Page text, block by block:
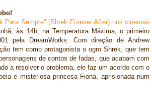
Para Sempre" (Shrek Forever After) nos cinemas
às 14h, na Temperatura Máxima, o primeiro
pela DreamWorks. Com direção de Andrew
tem como protagonista o ogro Shrek, que tem
de contos de fadas, que acabam com
a resolver o problema, ele faz um acordo com o
e misteriosa princesa Fiona, aprisionada num